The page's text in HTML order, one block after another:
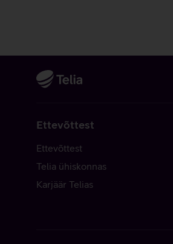
Ettevõttest
Ettevõttest
Telia ühiskonnas
Karjäär Telias